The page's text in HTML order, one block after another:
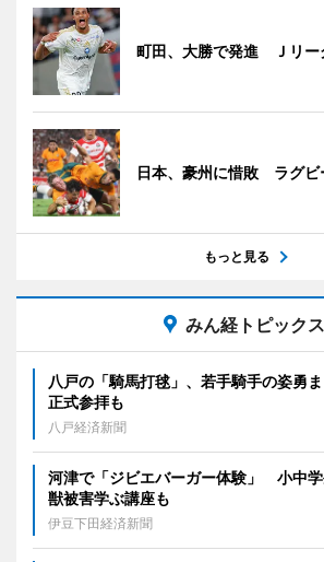
町田、大勝で発進 Ｊリー
日本、豪州に惜敗 ラグビ
もっと見る
みん経トピックス
八戸の「騎馬打毬」、若手騎手の姿
正式参拝も
八戸経済新聞
河津で「ジビエバーガー体験」 小中
獣被害学ぶ講座も
伊豆下田経済新聞